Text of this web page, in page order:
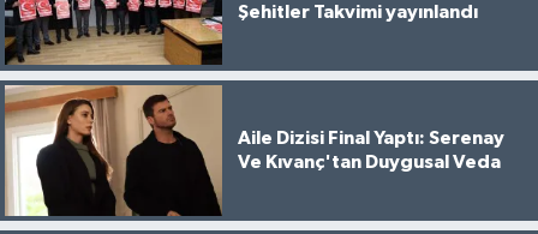
Şehitler Takvimi yayınlandı
Aile Dizisi Final Yaptı: Serenay
Ve Kıvanç'tan Duygusal Veda